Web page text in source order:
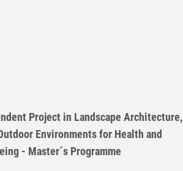
Project in Landscape Architecture,
Environments for Health and
- Master´s Programme